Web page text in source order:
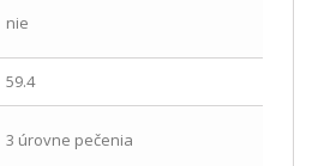
nie
59.4
3 úrovne pečenia